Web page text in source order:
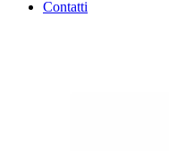
Contatti